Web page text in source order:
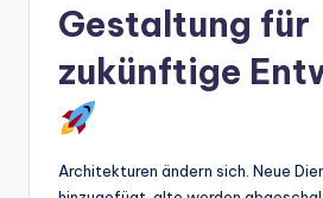
Gestaltung für
zukünftige
Architekturen ändern sich. Neue